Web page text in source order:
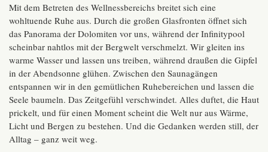
Mit dem Betreten des Wellnessbereichs breitet sich eine
wohltuende Ruhe aus. Durch die großen Glasfronten öffnet sich
das Panorama der Dolomiten vor uns, während der Infinitypool
scheinbar nahtlos mit der Bergwelt verschmelzt. Wir gleiten ins
warme Wasser und lassen uns treiben, während draußen die Gipfel
in der Abendsonne glühen. Zwischen den Saunagängen
entspannen wir in den gemütlichen Ruhebereichen und lassen die
Seele baumeln. Das Zeitgefühl verschwindet. Alles duftet, die Haut
prickelt, und für einen Moment scheint die Welt nur aus Wärme,
Licht und Bergen zu bestehen. Und die Gedanken werden still, der
Alltag – ganz weit weg.